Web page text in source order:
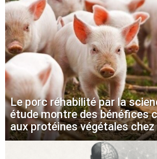
Le porc réhabilité par la
étude montre des bénéfices
aux protéines végétales